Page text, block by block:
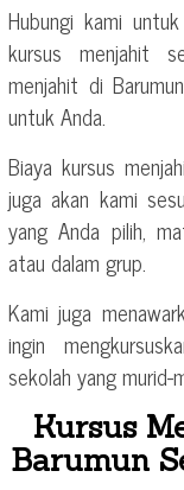
Hubungi kami
kursus menjahit
menjahit di
untuk Anda.
Biaya kursus
juga akan kami
yang Anda pilih,
atau dalam grup.
Kami juga
ingin
sekolah yang murid-
Kursus
Barumun